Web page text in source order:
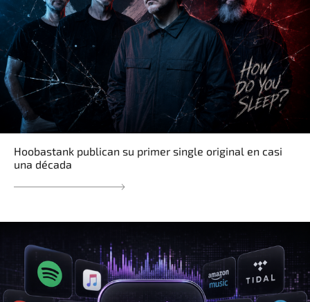
Hoobastank publican su primer single original en casi
una década